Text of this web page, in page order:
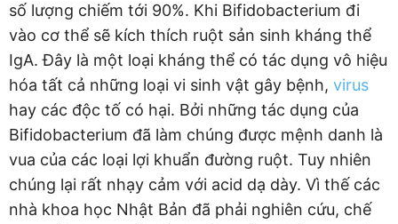
số lượng chiếm tới 90%. Khi Bifidobacterium đi
vào cơ thể sẽ kích thích ruột sản sinh kháng thể
IgA. Đây là một loại kháng thể có tác dụng vô hiệu
hóa tất cả những loại vi sinh vật gây bệnh, virus
hay các độc tố có hại. Bởi những tác dụng của
Bifidobacterium đã làm chúng được mệnh danh là
vua của các loại lợi khuẩn đường ruột. Tuy nhiên
chúng lại rất nhạy cảm với acid dạ dày. Vì thế các
nhà khoa học Nhật Bản đã phải nghiên cứu, chế